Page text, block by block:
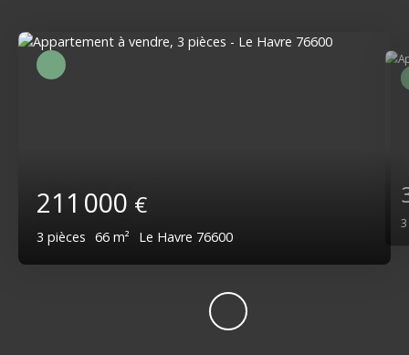
211 000 €
3 pièces 66 m² Le Havre 76600
3